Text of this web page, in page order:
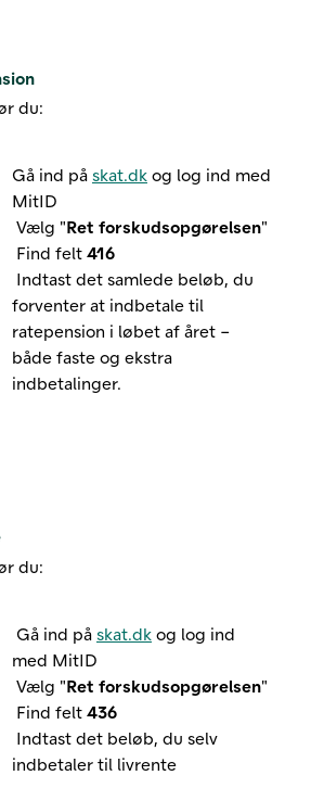
du:
Gå ind på skat.dk og log ind med
MitID
Vælg "Ret forskudsopgørelsen"
Find felt 416
Indtast det samlede beløb, du
forventer at indbetale til
ratepension i løbet af året –
både faste og ekstra
indbetalinger.
du:
Gå ind på skat.dk og log ind
med MitID
Vælg "Ret forskudsopgørelsen"
Find felt 436
Indtast det beløb, du selv
indbetaler til livrente